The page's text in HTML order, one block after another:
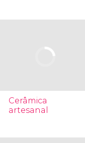
Cerâmica
artesanal